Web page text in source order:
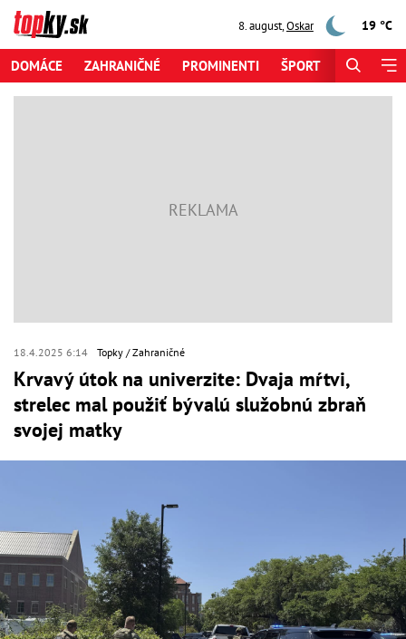
8. august,Oskar 19 °C
DOMÁCE ZAHRANIČNÉ PROMINENTI ŠPORT
18.4.2025 6:14 Topky Zahraničné
Krvavý útok na univerzite: Dvaja mŕtvi,
strelec mal použiť bývalú služobnú zbraň
svojej matky